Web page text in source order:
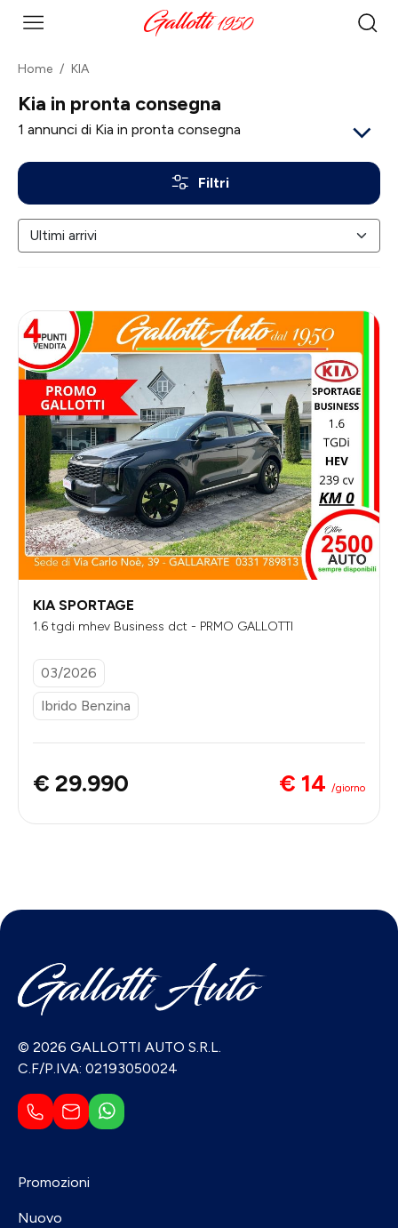
Home KIA
Kia in pronta consegna
1 annunci di Kia in pronta consegna
Filtri
KIA SPORTAGE
1.6 tgdi mhev Business dct - PRMO GALLOTTI
03/2026
Ibrido Benzina
€ 29.990 € 14 /giorno
© 2026 GALLOTTI AUTO S.R.L.
C.F/P.IVA: 02193050024
Promozioni
Nuovo